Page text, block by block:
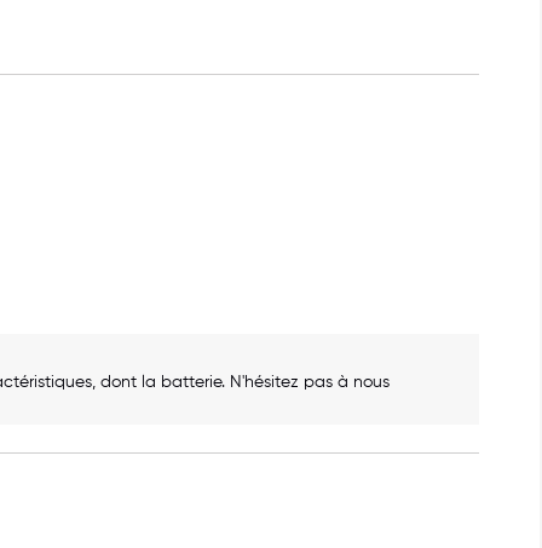
dont la batterie. N'hésitez pas à nous